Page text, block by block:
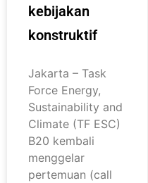
kebijakan
konstruktif
Jakarta – Task
Force Energy,
Sustainability and
Climate (TF ESC)
B20 kembali
menggelar
pertemuan (call